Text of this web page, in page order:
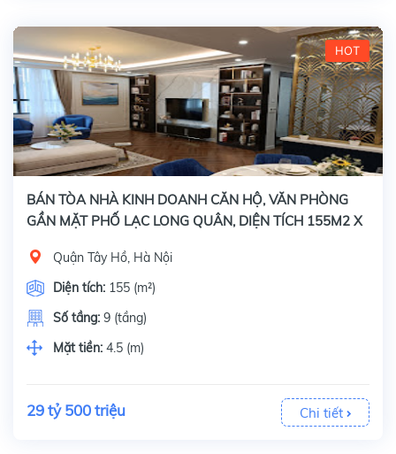
HOT
BÁN TÒA NHÀ KINH DOANH CĂN HỘ, VĂN PHÒNG
GẦN MẶT PHỐ LẠC LONG QUÂN, DIỆN TÍCH 155M2 X
Quận Tây Hồ, Hà Nội
Diện tích: 155 (m²)
Số tầng: 9 (tầng)
Mặt tiền: 4.5 (m)
29 tỷ 500 triệu Chi tiết